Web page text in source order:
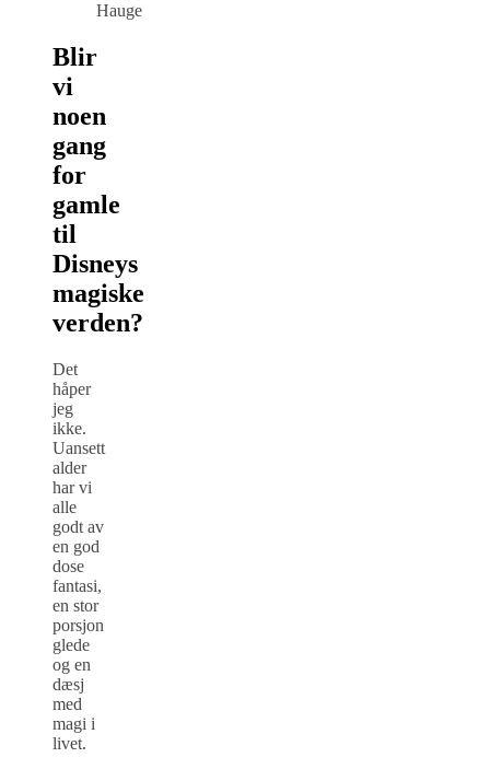
Hauge
Blir
vi
noen
gang
for
gamle
til
Disneys
magiske
verden?
Det
håper
jeg
ikke.
Uansett
alder
har vi
alle
godt av
en god
dose
fantasi,
en stor
porsjon
glede
og en
dæsj
med
magi i
livet.